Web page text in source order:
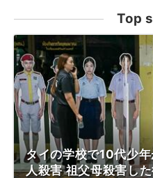
Top
タイの学校で10代少
人殺害 祖父母殺害し